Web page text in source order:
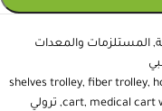
, المستلزمات والمعدات
, fiber trolley,
cart, medical cart
, ترولي